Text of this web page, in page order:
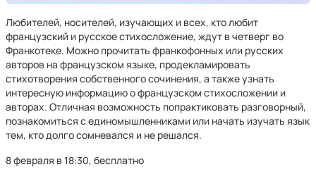
Любителей, носителей, изучающих и всех, кто любит
французский и русское стихосложение, ждут в четверг во
Франкотеке. Можно прочитать франкофонных или русских
авторов на французском языке, продекламировать
стихотворения собственного сочинения, а также узнать
интересную информацию о французском стихосложении и
авторах. Отличная возможность попрактиковать разговорный,
познакомиться с единомышленниками или начать изучать язык
тем, кто долго сомневался и не решался.
8 февраля в 18:30, бесплатно